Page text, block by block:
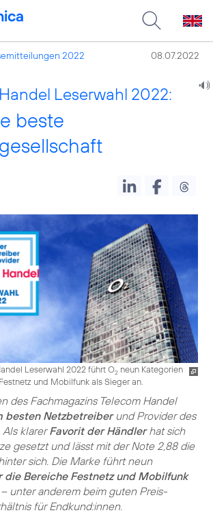
2022 08.07.2022
Leserwahl 2022:
beste
Leserwahl 2022 führt O2 neun Kategorien
und Mobilfunk als Sieger an.
des Fachmagazins Telecom Handel
besten Netzbetreiberund Provider des
Als klarerFavorit der Händlerhat sich
gesetzt und lässt mit der Note 2,88 die
sich. Die Marke führt neun
die Bereiche Festnetz und Mobilfunk
unter anderem beim guten Preis-
für Endkund:innen.